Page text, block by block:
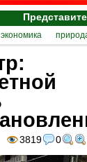
экономика
3819 0